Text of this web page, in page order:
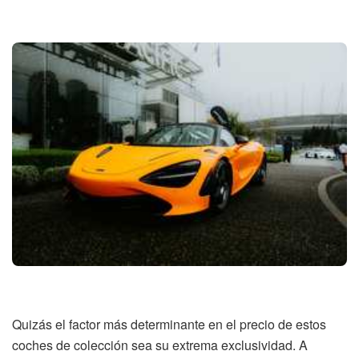
Quizás el factor más determinante en el precio de estos
coches de colección sea su extrema exclusividad. A